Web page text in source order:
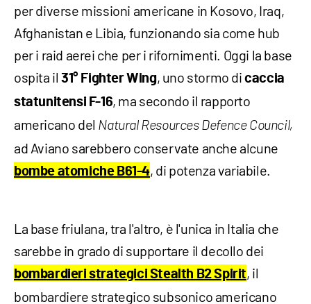
per diverse missioni americane in Kosovo, Iraq,
Afghanistan e Libia, funzionando sia come hub
per i raid aerei che per i rifornimenti. Oggi la base
ospita il 31° Fighter Wing, uno stormo di caccia
statunitensi F-16, ma secondo il rapporto
americano del Natural Resources Defence Council,
ad Aviano sarebbero conservate anche alcune
bombe atomiche B61-4, di potenza variabile.
La base friulana, tra l'altro, è l'unica in Italia che
sarebbe in grado di supportare il decollo dei
bombardieri strategici Stealth B2 Spirit, il
bombardiere strategico subsonico americano